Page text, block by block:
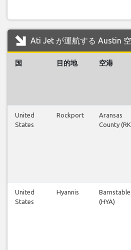
Ati Jet が運航する Austin
国 目的地 空港
United
States
Rockport
Aransas
County
United
States
Hyannis
Barnstable
(HYA)